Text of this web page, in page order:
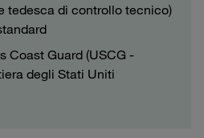
tedesca di controllo tecnico)
Coast Guard (USCG -
degli Stati Uniti